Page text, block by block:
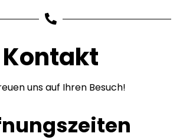
Kontakt
uns auf Ihren Besuch!